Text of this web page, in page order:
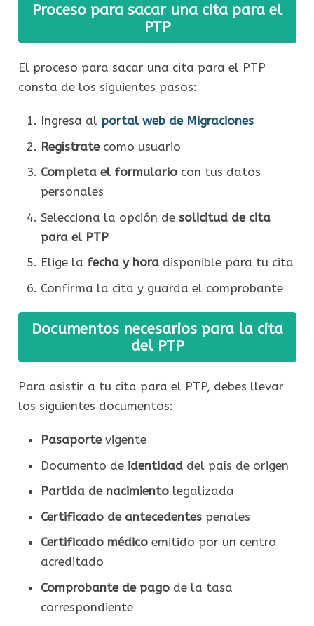
Proceso para sacar una cita para el
PTP
El proceso para sacar una cita para el PTP
consta de los siguientes pasos:
Ingresa al portal web de Migraciones
Regístratecomo usuario
Completa el formulariocon tus datos
personales
Selecciona la opción de solicitud de cita
para el PTP
Elige la fecha y horadisponible para tu cita
Confirma la cita y guarda el comprobante
Documentos necesarios para la cita
del PTP
Para asistir a tu cita para el PTP, debes llevar
los siguientes documentos:
Pasaportevigente
Documento de identidaddel país de origen
Partida de nacimientolegalizada
Certificado de antecedentespenales
Certificado médicoemitido por un centro
acreditado
Comprobante de pagode la tasa
correspondiente